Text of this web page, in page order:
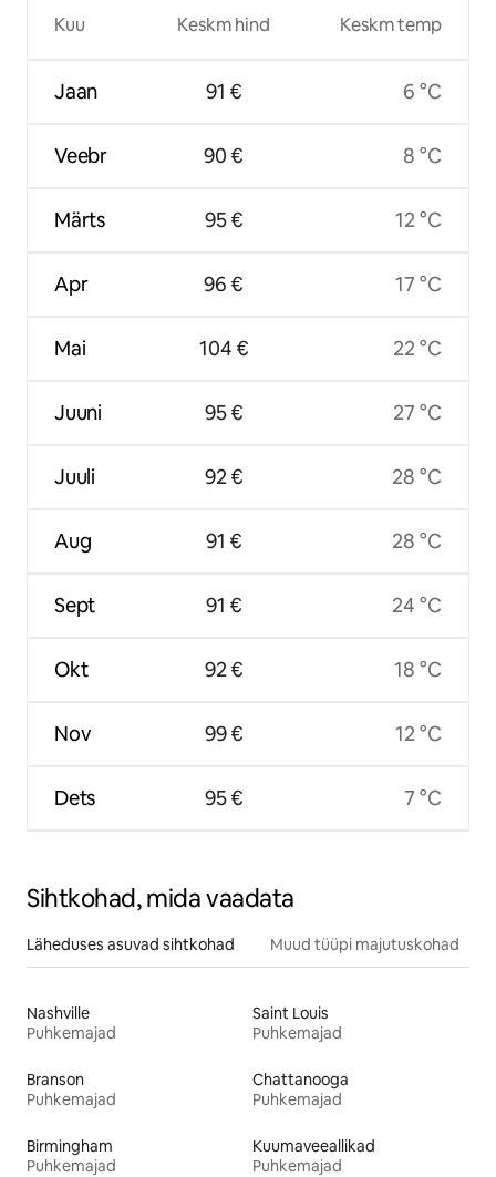
Kuu
Jaan
Veebr
Märts
Apr
Mai
Juuni
Juuli
Aug
Sept
Okt
Nov
Dets
Keskm hind
91 €
90 €
95 €
96 €
104 €
95 €
92 €
91 €
91 €
92 €
99 €
95 €
Keskm temp
6 °C
8 °C
12 °C
17 °C
22 °C
27 °C
28 °C
28 °C
24 °C
18 °C
12 °C
7 °C
Sihtkohad, mida vaadata
Läheduses asuvad sihtkohad Muud tüüpi majutuskohad
Nashville
Puhkemajad
Saint Louis
Puhkemajad
Branson
Puhkemajad
Chattanooga
Puhkemajad
Birmingham
Puhkemajad
Kuumaveeallikad
Puhkemajad